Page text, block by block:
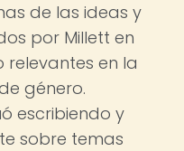
de las ideas y
por Millett en
relevantes en la
género.
escribiendo y
sobre temas